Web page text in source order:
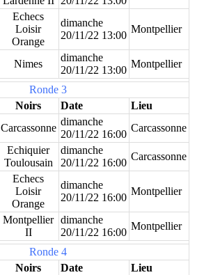
Echecs
Loisir
Orange
dimanche
20/11/22 13:00
Montpellier
Nimes
dimanche
20/11/22 13:00
Montpellier
Ronde 3
Noirs Date
Lieu
Carcassonne
dimanche
20/11/22 16:00
Carcassonne
Echiquier
Toulousain
dimanche
20/11/22 16:00
Carcassonne
Echecs
Loisir
Orange
dimanche
20/11/22 16:00
Montpellier
Montpellier
II
dimanche
20/11/22 16:00
Montpellier
Ronde 4
Noirs Date
Lieu